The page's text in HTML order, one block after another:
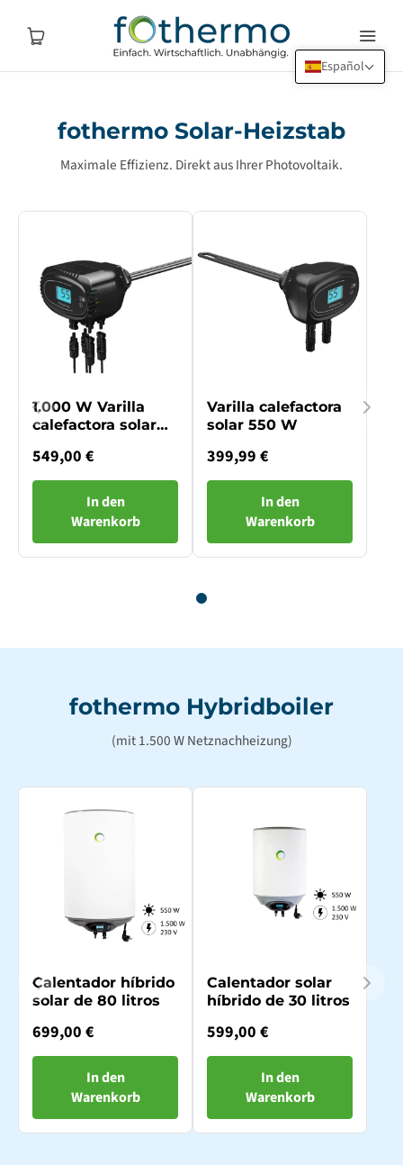
Español
fothermo Solar-Heizstab
Maximale Effizienz. Direkt aus Ihrer Photovoltaik.
1.000 W Varilla
calefactora solar
red
549,00 €
In den
Warenkorb
Varilla calefactora
solar 550 W
399,99 €
In den
Warenkorb
fothermo Hybridboiler
(mit 1.500 W Netznachheizung)
Calentador híbrido
solar de 80 litros
699,00 €
In den
Warenkorb
Calentador solar
híbrido de 30 litros
599,00 €
In den
Warenkorb